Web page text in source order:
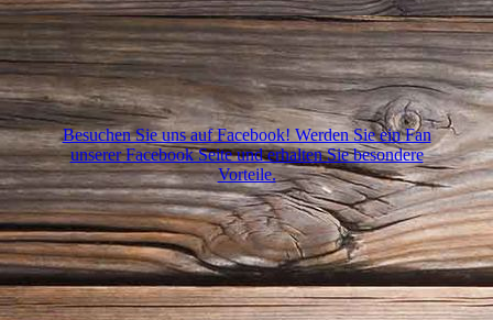
Besuchen Sie uns auf Facebook! Werden Sie ein Fan
unserer Facebook Seite und erhalten Sie besondere
Vorteile.